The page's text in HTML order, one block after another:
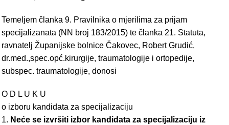
Temeljem članka 9. Pravilnika o mjerilima za prijam
specijalizanata (NN broj 183/2015) te članka 21. Statuta,
ravnatelj Županijske bolnice Čakovec, Robert Grudić,
dr.med.,spec.opć.kirurgije, traumatologije i ortopedije,
subspec. traumatologije, donosi
O D L U K U
o izboru kandidata za specijalizaciju
1. Neće se izvršiti izbor kandidata za specijalizaciju iz